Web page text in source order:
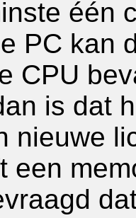
één
PC kan
CPU
is dat
nieuwe
een